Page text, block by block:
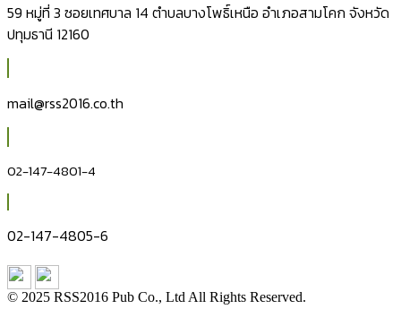
59 หมู่ที่ 3 ซอยเทศบาล 14 ตำบลบางโพธิ์เหนือ อำเภอสามโคก จังหวัด
ปทุมธานี 12160
mail@rss2016.co.th
02-147-4801-4
02-147-4805-6
© 2025 RSS2016 Pub Co., Ltd All Rights Reserved.